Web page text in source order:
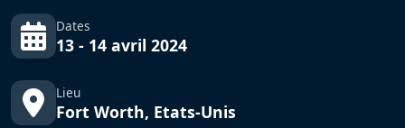
Dates
13 - 14 avril 2024
Lieu
Fort Worth, Etats-Unis